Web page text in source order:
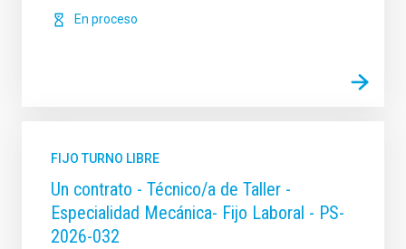
En proceso
FIJO TURNO LIBRE
Un contrato - Técnico/a de Taller -
Especialidad Mecánica- Fijo Laboral - PS-
2026-032